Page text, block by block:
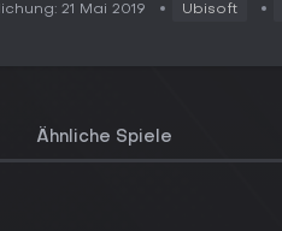
21 Mai 2019 Ubisoft
Ähnliche Spiele